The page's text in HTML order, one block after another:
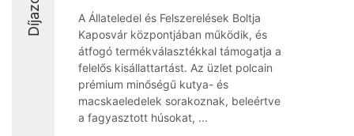
A Állateledel és Felszerelések Boltja
Kaposvár központjában működik, és
átfogó termékválasztékkal támogatja a
felelős kisállattartást. Az üzlet polcain
prémium minőségű kutya- és
macskaeledelek sorakoznak, beleértve
a fagyasztott húsokat, ...